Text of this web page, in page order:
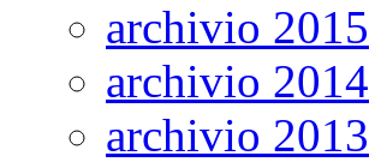
archivio 2015
archivio 2014
archivio 2013